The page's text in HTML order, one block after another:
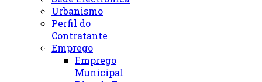
Urbanismo
Perfil do
Contratante
Emprego
Emprego
Municipal